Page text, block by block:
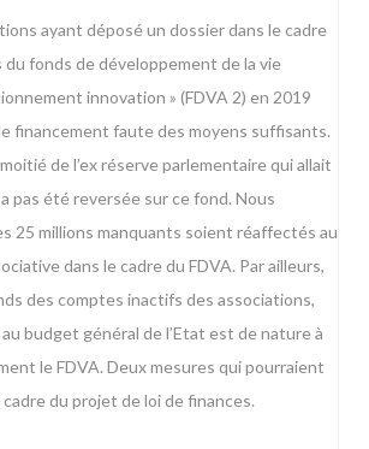
ayant déposé un dossier dans le cadre
du fonds de développement de la vie
innovation » (FDVA 2) en 2019
financement faute des moyens suffisants.
de l’ex réserve parlementaire qui allait
pas été reversée sur ce fond. Nous
25 millions manquants soient réaffectés au
dans le cadre du FDVA. Par ailleurs,
des comptes inactifs des associations,
budget général de l’Etat est de nature à
le FDVA. Deux mesures qui pourraient
du projet de loi de finances.